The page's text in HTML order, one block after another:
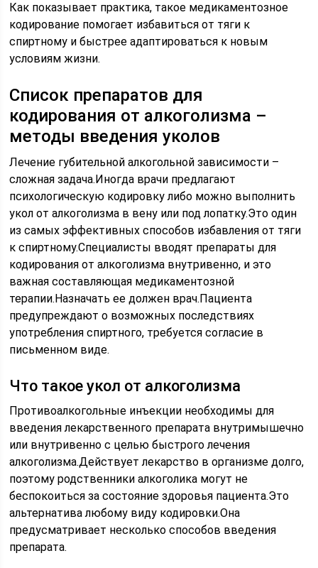
Как показывает практика, такое медикаментозное
кодирование помогает избавиться от тяги к
спиртному и быстрее адаптироваться к новым
условиям жизни.
Список препаратов для
кодирования от алкоголизма –
методы введения уколов
Лечение губительной алкогольной зависимости –
сложная задача.Иногда врачи предлагают
психологическую кодировку либо можно выполнить
укол от алкоголизма в вену или под лопатку.Это один
из самых эффективных способов избавления от тяги
к спиртному.Специалисты вводят препараты для
кодирования от алкоголизма внутривенно, и это
важная составляющая медикаментозной
терапии.Назначать ее должен врач.Пациента
предупреждают о возможных последствиях
употребления спиртного, требуется согласие в
письменном виде.
Что такое укол от алкоголизма
Противоалкогольные инъекции необходимы для
введения лекарственного препарата внутримышечно
или внутривенно с целью быстрого лечения
алкоголизма.Действует лекарство в организме долго,
поэтому родственники алкоголика могут не
беспокоиться за состояние здоровья пациента.Это
альтернатива любому виду кодировки.Она
предусматривает несколько способов введения
препарата.